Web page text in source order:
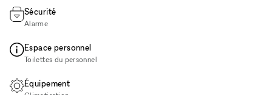
Sécurité
Alarme
Espace personnel
Toilettes du personnel
Équipement